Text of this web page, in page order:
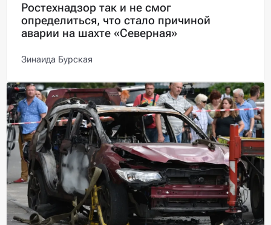
Ростехнадзор так и не смог
определиться, что стало причиной
аварии на шахте «Северная»
Зинаида Бурская